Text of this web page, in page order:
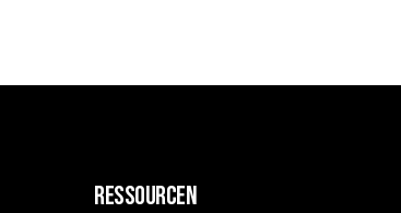
Ressourcen